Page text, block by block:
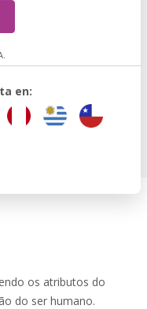
en:
os atributos do
do ser humano.